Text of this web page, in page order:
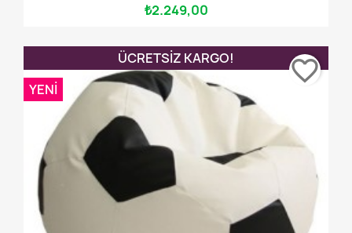
₺2.249,00
ÜCRETSIZ KARGO!
YENI
favorite_border